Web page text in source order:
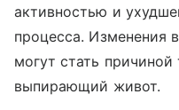
активностью и
процесса. Изменения
могут стать причиной
выпирающий живот.